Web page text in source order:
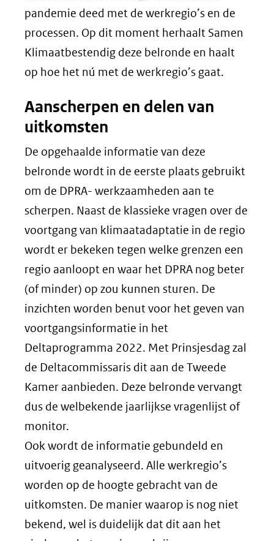
pandemie deed met de werkregio’s en de
processen. Op dit moment herhaalt Samen
Klimaatbestendig deze belronde en haalt
op hoe het nú met de werkregio’s gaat.
Aanscherpen en delen van
uitkomsten
De opgehaalde informatie van deze
belronde wordt in de eerste plaats gebruikt
om de DPRA- werkzaamheden aan te
scherpen. Naast de klassieke vragen over de
voortgang van klimaatadaptatie in de regio
wordt er bekeken tegen welke grenzen een
regio aanloopt en waar het DPRA nog beter
(of minder) op zou kunnen sturen. De
inzichten worden benut voor het geven van
voortgangsinformatie in het
Deltaprogramma 2022. Met Prinsjesdag zal
de Deltacommissaris dit aan de Tweede
Kamer aanbieden. Deze belronde vervangt
dus de welbekende jaarlijkse vragenlijst of
monitor.
Ook wordt de informatie gebundeld en
uitvoerig geanalyseerd. Alle werkregio’s
worden op de hoogte gebracht van de
uitkomsten. De manier waarop is nog niet
bekend, wel is duidelijk dat dit aan het